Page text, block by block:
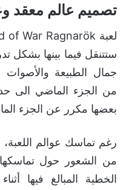
تصميم عالم معقد
ستتنقل فيما بينها بشكل
جمال الطبيعة
من الجزء الماضي الى
بعضها مكرر عن الجزء
رغم تماسك عوالم
من الشعور حول تماسكها
الخطية المبالغ فيها